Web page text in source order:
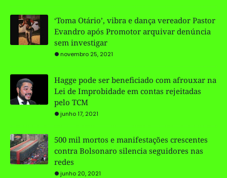
‘Toma Otário’, vibra e dança vereador Pastor
Evandro após Promotor arquivar denúncia
sem investigar
novembro 25, 2021
Hagge pode ser beneficiado com afrouxar na
Lei de Improbidade em contas rejeitadas
pelo TCM
junho 17, 2021
500 mil mortos e manifestações crescentes
contra Bolsonaro silencia seguidores nas
redes
junho 20, 2021